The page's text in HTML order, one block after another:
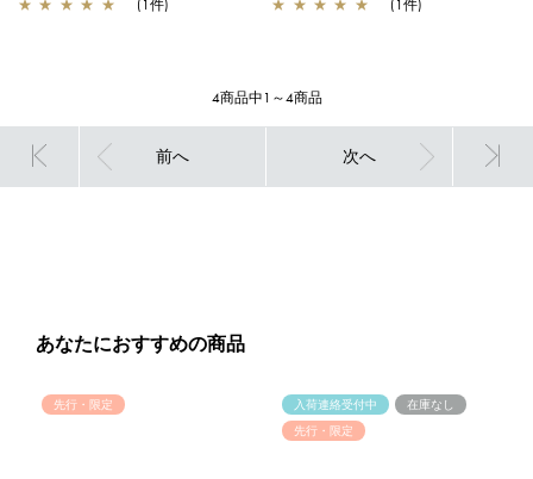
★ ★ ★ ★ ★ (1件)
★ ★ ★ ★ ★ (1件)
4商品中1～4商品
前へ 次へ
あなたにおすすめの商品
先行・限定 入荷連絡受付中
在庫なし
先行・限定